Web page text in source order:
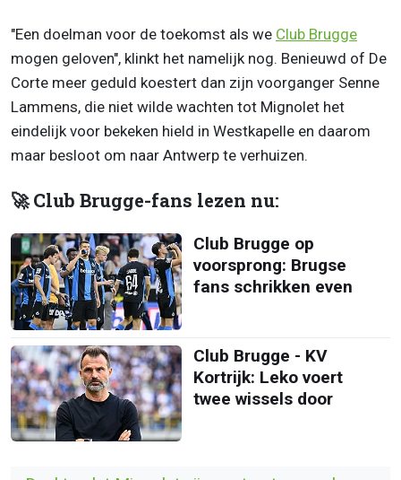
"Een doelman voor de toekomst als we Club Brugge
mogen geloven", klinkt het namelijk nog. Benieuwd of De
Corte meer geduld koestert dan zijn voorganger Senne
Lammens, die niet wilde wachten tot Mignolet het
eindelijk voor bekeken hield in Westkapelle en daarom
maar besloot om naar Antwerp te verhuizen.
🚀 Club Brugge-fans lezen nu:
Club Brugge op
voorsprong: Brugse
fans schrikken even
Club Brugge - KV
Kortrijk: Leko voert
twee wissels door